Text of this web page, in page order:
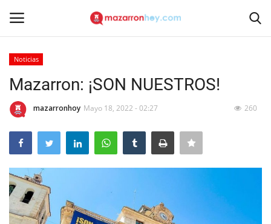
Inicio
Contacto
Noticias
Mazarrón Hoy
Noticias
Mazarron: ¡SON NUESTROS!
mazarronhoy Mayo 18, 2022 - 02:27 260